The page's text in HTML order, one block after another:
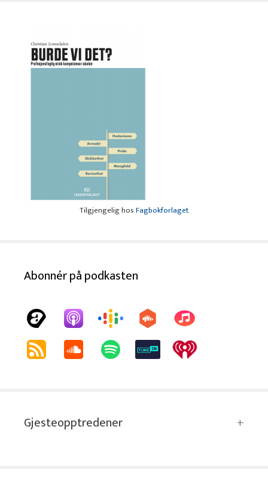
Tilgjengelig hosFagbokforlaget
Abonnér på podkasten
Gjesteopptredener